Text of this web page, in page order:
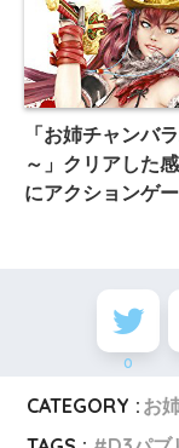
「お姉チャンバ
～」クリアした
にアクションゲ
0
CATEGORY : お